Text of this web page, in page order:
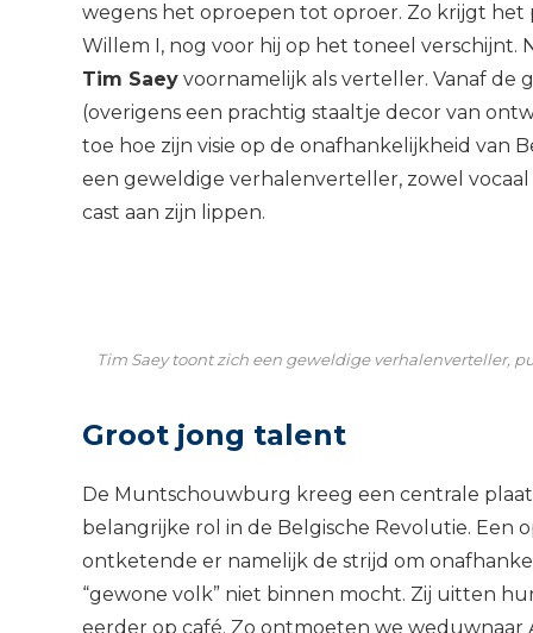
wegens het oproepen tot oproer. Zo krijgt
Willem I, nog voor hij op het toneel verschijnt.
Tim Saeyvoornamelijk als verteller. Vanaf de
(overigens een prachtig staaltje decor van
toe hoe zijn visie op de onafhankelijkheid van
een geweldige verhalenverteller, zowel
cast aan zijn lippen.
Tim Saey toont zich een geweldige verhalenverteller,
Groot jong talent
De Muntschouwburg kreeg een centrale
belangrijke rol in de Belgische Revolutie. Een
ontketende er namelijk de strijd om
“gewone volk” niet binnen mocht. Zij uitten
eerder op café. Zo ontmoeten we weduwnaar